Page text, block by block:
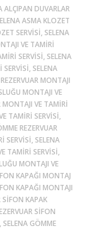
ALÇIPAN DUVARLAR
ASMA KLOZET
SERVISI, SELENA
VE TAMIRI
SERVISI, SELENA
SELENA
MONTAJI
MONTAJI VE
MONTAJI VE TAMIRI
TAMIRI SERVISI,
REZERVUAR
SERVISI, SELENA
TAMIRI SERVISI,
MONTAJI VE
KAPAĞI MONTAJ
KAPAĞI MONTAJI
SIFON KAPAK
SIFON
SELENA GÖMME